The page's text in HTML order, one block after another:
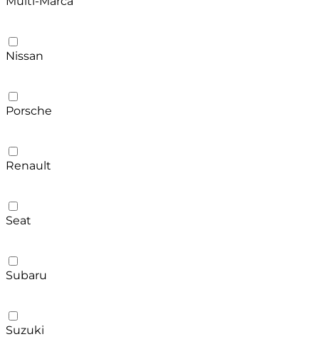
Nissan
Porsche
Renault
Seat
Subaru
Suzuki